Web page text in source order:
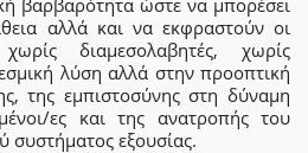
αλλά και να εκφραστούν οι
διαμεσολαβητές, χωρίς
λύση αλλά στην προοπτική
της εμπιστοσύνης στη δύναμη
ες και της ανατροπής του
συστήματος εξουσίας.